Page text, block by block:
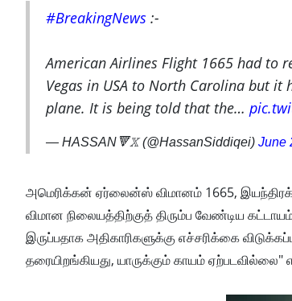
#BreakingNews :-
American Airlines Flight 1665 had to
Vegas in USA to North Carolina but
plane. It is being told that the…
— HASSAN🔻𝕏 (@HassanSiddiqei) June
அமெரிக்கன் ஏர்லைன்ஸ் விமானம் 1665, இயந்திரக்
விமான நிலையத்திற்குத் திரும்ப வேண்டிய
இருப்பதாக அதிகாரிகளுக்கு எச்சரிக்கை
தரையிறங்கியது, யாருக்கும் காயம் ஏற்படவில்லை"